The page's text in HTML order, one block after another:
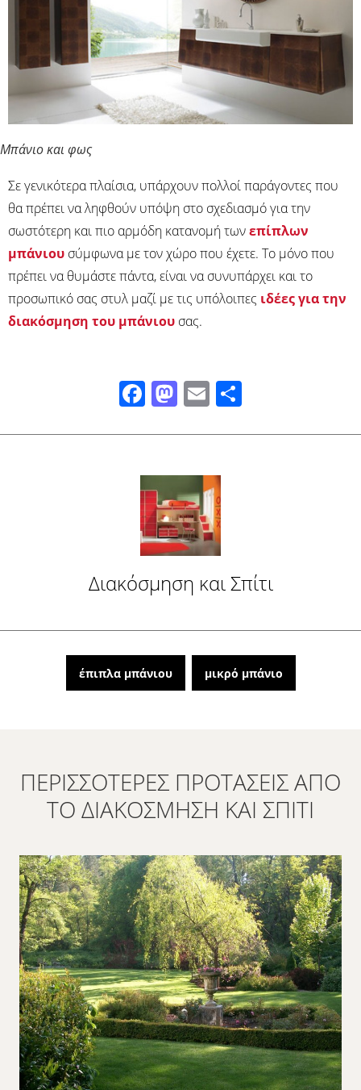
Μπάνιο και φως
Σε γενικότερα πλαίσια, υπάρχουν πολλοί παράγοντες που
θα πρέπει να ληφθούν υπόψη στο σχεδιασμό για την
σωστότερη και πιο αρμόδη κατανομή τωνεπίπλων
μπάνιου σύμφωνα με τον χώρο που έχετε. Το μόνο που
πρέπει να θυμάστε πάντα, είναι να συνυπάρχει και το
προσωπικό σας στυλ μαζί με τις υπόλοιπες ιδέες για την
διακόσμηση του μπάνιου σας.
Facebook
Mastodon
Email
Διακόσμηση και Σπίτι
έπιπλα μπάνιου μικρό μπάνιο
ΠΕΡΙΣΣΌΤΕΡΕΣ ΠΡΟΤΆΣΕΙΣ ΑΠΌ
ΤΟ ΔΙΑΚΌΣΜΗΣΗ ΚΑΙ ΣΠΊΤΙ